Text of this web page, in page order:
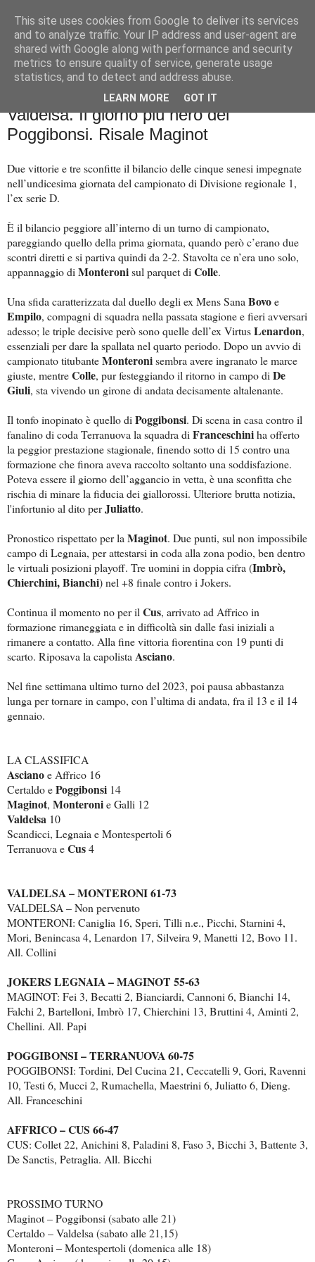
Palla al cerchio
giovedì 14 dicembre 2023
A tutta D: Blitz Monteroni a casa
Valdelsa. Il giorno più nero del
Poggibonsi. Risale Maginot
Due vittorie e tre sconfitte il bilancio delle cinque senesi impegnate
nell’undicesima giornata del campionato di Divisione regionale 1,
l’ex serie D.
È il bilancio peggiore all’interno di un turno di campionato,
pareggiando quello della prima giornata, quando però c’erano due
scontri diretti e si partiva quindi da 2-2. Stavolta ce n’era uno solo,
appannaggio di Monteronisul parquet di Colle.
Una sfida caratterizzata dal duello degli ex Mens Sana Bovoe
Empilo, compagni di squadra nella passata stagione e fieri avversari
adesso; le triple decisive però sono quelle dell’ex VirtusLenardon,
essenziali per dare la spallata nel quarto periodo. Dopo un avvio di
campionato titubanteMonteronisembra avere ingranato le marce
giuste, mentreColle, pur festeggiando il ritorno in campo di De
Giuli, sta vivendo un girone di andata decisamente altalenante.
Il tonfo inopinato è quello di Poggibonsi. Di scena in casa contro il
fanalino di coda Terranuova la squadra di Franceschiniha offerto
la peggior prestazione stagionale, finendo sotto di 15 contro una
formazione che finora aveva raccolto soltanto una soddisfazione.
Poteva essere il giorno dell’aggancio in vetta, è una sconfitta che
rischia di minare la fiducia dei giallorossi. Ulteriore brutta notizia,
l'infortunio al dito perJuliatto.
Pronostico rispettato per la Maginot. Due punti, sul non impossibile
campo di Legnaia, per attestarsi in coda alla zona podio, ben dentro
le virtuali posizioni playoff. Tre uomini in doppia cifra (Imbrò,
Chierchini, Bianchi) nel +8 finale contro i Jokers.
Continua il momento no per il Cus, arrivato ad Affrico in
formazione rimaneggiata e in difficoltà sin dalle fasi iniziali a
rimanere a contatto. Alla fine vittoria fiorentina con 19 punti di
scarto. Riposava la capolista Asciano.
Nel fine settimana ultimo turno del 2023, poi pausa abbastanza
lunga per tornare in campo, con l’ultima di andata, fra il 13 e il 14
gennaio.
LA CLASSIFICA
Ascianoe Affrico 16
Certaldo ePoggibonsi 14
Maginot, Monteronie Galli 12
Valdelsa 10
Scandicci, Legnaia e Montespertoli 6
Terranuova eCus4
VALDELSA – MONTERONI 61-73
VALDELSA – Non pervenuto
MONTERONI: Caniglia 16, Speri, Tilli n.e., Picchi, Starnini 4,
Mori, Benincasa 4, Lenardon 17, Silveira 9, Manetti 12, Bovo 11.
All. Collini
JOKERS LEGNAIA – MAGINOT 55-63
MAGINOT: Fei 3, Becatti 2, Bianciardi, Cannoni 6, Bianchi 14,
Falchi 2, Bartelloni, Imbrò 17, Chierchini 13, Bruttini 4, Aminti 2,
Chellini. All. Papi
POGGIBONSI – TERRANUOVA 60-75
POGGIBONSI: Tordini, Del Cucina 21, Ceccatelli 9, Gori, Ravenni
10, Testi 6, Mucci 2, Rumachella, Maestrini 6, Juliatto 6, Dieng.
All. Franceschini
AFFRICO – CUS 66-47
CUS: Collet 22, Anichini 8, Paladini 8, Faso 3, Bicchi 3, Battente 3,
De Sanctis, Petraglia. All. Bicchi
PROSSIMO TURNO
Maginot – Poggibonsi (sabato alle 21)
Certaldo – Valdelsa (sabato alle 21,15)
Monteroni – Montespertoli (domenica alle 18)
This site uses cookies from Google to deliver its services
and to analyze traffic. Your IP address and user-agent are
shared with Google along with performance and security
metrics to ensure quality of service, generate usage
statistics, and to detect and address abuse.
LEARN MORE GOT IT